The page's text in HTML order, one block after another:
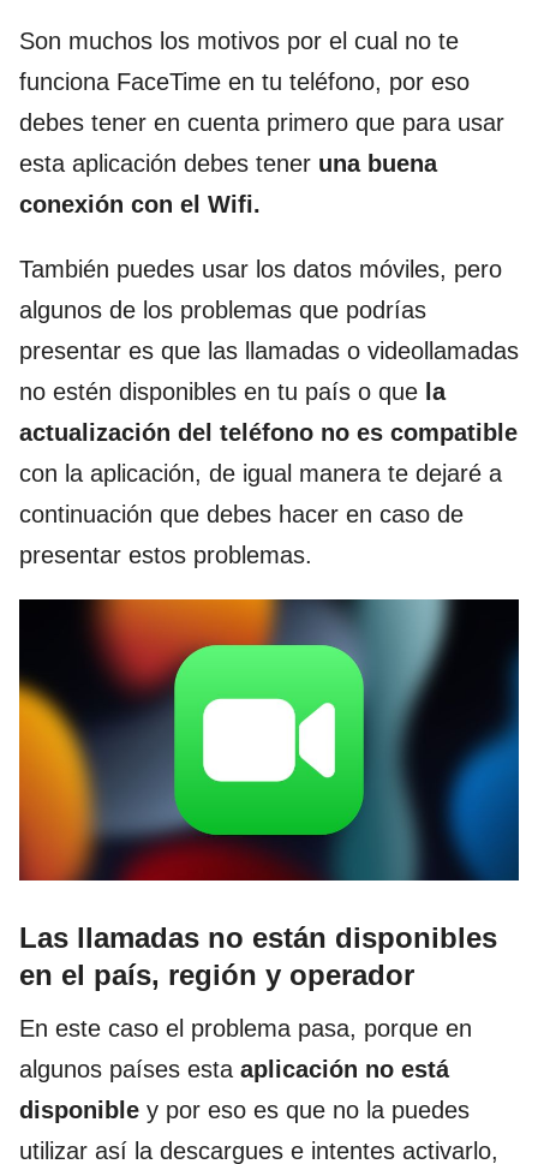
Son muchos los motivos por el cual no te
funciona FaceTime en tu teléfono, por eso
debes tener en cuenta primero que para usar
esta aplicación debes tener una buena
conexión con el Wifi.
También puedes usar los datos móviles, pero
algunos de los problemas que podrías
presentar es que las llamadas o videollamadas
no estén disponibles en tu país o que la
actualización del teléfono no es compatible
con la aplicación, de igual manera te dejaré a
continuación que debes hacer en caso de
presentar estos problemas.
Las llamadas no están disponibles
en el país, región y operador
En este caso el problema pasa, porque en
algunos países esta aplicación no está
disponible y por eso es que no la puedes
utilizar así la descargues e intentes activarlo,